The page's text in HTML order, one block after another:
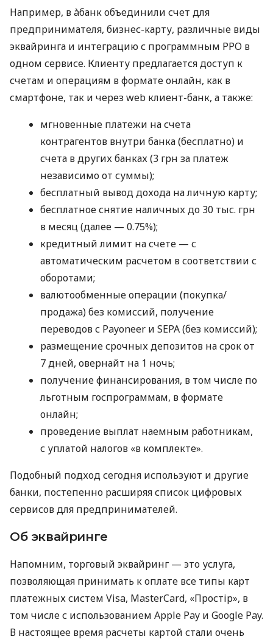
Например, в àбанк объединили счет для
предпринимателя, бизнес-карту, различные виды
эквайринга и интеграцию с программным РРО в
одном сервисе. Клиенту предлагается доступ к
счетам и операциям в формате онлайн, как в
смартфоне, так и через web клиент-банк, а также:
мгновенные платежи на счета
контрагентов внутри банка (бесплатно) и
счета в других банках (3 грн за платеж
независимо от суммы);
бесплатный вывод дохода на личную карту;
бесплатное снятие наличных до 30 тыс. грн
в месяц (далее — 0.75%);
кредитный лимит на счете — с
автоматическим расчетом в соответствии с
оборотами;
валютообменные операции (покупка/
продажа) без комиссий, получение
переводов с Payoneer и SEPA (без комиссий);
размещение срочных депозитов на срок от
7 дней, овернайт на 1 ночь;
получение финансирования, в том числе по
льготным госпрограммам, в формате
онлайн;
проведение выплат наемным работникам,
с уплатой налогов «в комплекте».
Подобный подход сегодня используют и другие
банки, постепенно расширяя список цифровых
сервисов для предпринимателей.
Об эквайринге
Напомним, торговый эквайринг — это услуга,
позволяющая принимать к оплате все типы карт
платежных систем Visa, MasterCard, «Простір», в
том числе с использованием Apple Pay и Google Pay.
В настоящее время расчеты картой стали очень